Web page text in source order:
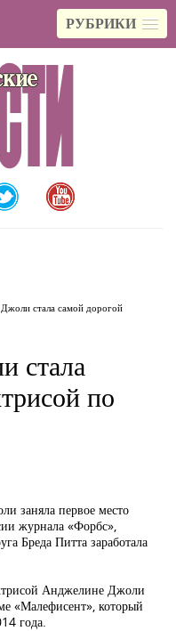
РУБРИКИ
стала самой дорогой
стала
по
заняла первое место
журнала «Форбс»,
Бреда Питта заработала
Анджелине Джоли
«Малефисент», который
года.